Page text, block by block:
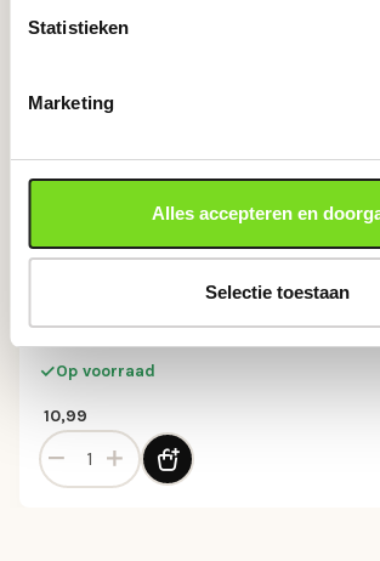
Statistieken
Marketing
Alles accepteren en
Selectie toestaan
Led 7.5w e27 806lm mat
sceneswitch
Op voorraad
10,99
Led 7.5w e27 806lm mat sceneswitch